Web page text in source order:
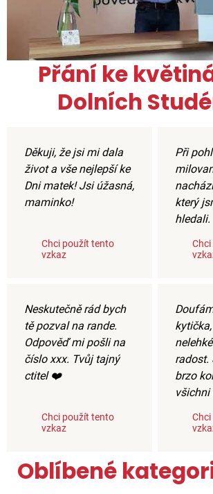
Přání ke
Dolních
Děkuji, že jsi mi dala
život a vše nejlepší ke
Dni matek! Jsi úžasná,
maminko!
Chci použít tento
vzkaz
Při
který
hledali.
Neskutečně rád bych
tě pozval na rande.
Odpověď mi pošli na
číslo xxx. Tvůj tajný
ctitel ❤️
Chci použít tento
vzkaz
radost.
brzo
všichni
Oblíbené